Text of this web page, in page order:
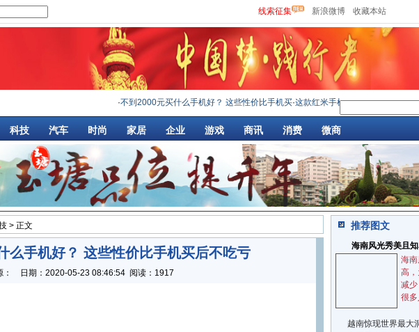
线索征集 新浪微博 收藏本站
不到2000元买什么手机好？ 这些性价比手机买·这款红米手机竟因性价比太高被官
科技 汽车 时尚 家居 企业 游戏 商讯 消费 微商
> 正文
么手机好？ 这些性价比手机买后不吃亏
日期： 2020-05-23 08:46:54 阅读：1917
推荐图文
海南风光秀美且
海
高
减少
很
越南惊现世界最大